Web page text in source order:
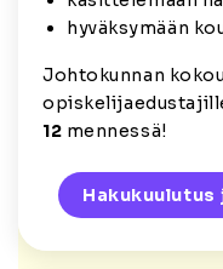
hyväksymään
Johtokunnan
12 mennessä!
Hakukuulutus